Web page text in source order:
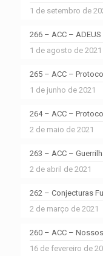
1 de setembro de
266 – ACC – ADEUS
1 de agosto de 2021
265 – ACC –
1 de junho de 2021
264 – ACC –
2 de maio de 2021
263 – ACC –
2 de abril de 2021
262 – Conjecturas
2 de março de 2021
260 – ACC –
16 de fevereiro de